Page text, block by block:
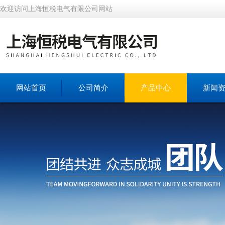
欢迎访问上海恒税电气有限公司网站
网站首页 公司简介 产品中心 新闻